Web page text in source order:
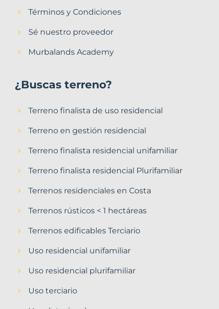
Términos y Condiciones
Sé nuestro proveedor
Murbalands Academy
¿Buscas terreno?
Terreno finalista de uso residencial
Terreno en gestión residencial
Terreno finalista residencial unifamiliar
Terreno finalista residencial Plurifamiliar
Terrenos residenciales en Costa
Terrenos rústicos < 1 hectáreas
Terrenos edificables Terciario
Uso residencial unifamiliar
Uso residencial plurifamiliar
Uso terciario